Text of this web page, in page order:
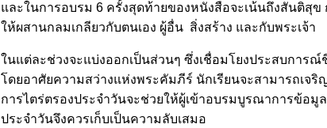
และในการอบรม 6 ครั้งสุดท้ายของหนังสือจะเน้นถึงสันติสุ
ให้ผสานกลมเกลียวกับตนเอง ผู้อื่น สิ่งสร้าง และกับพระเจ้า
ในแต่ละช่วงจะแบ่งออกเป็นส่วนๆ ซึ่งเชื่อมโยงประสบการ
โดยอาศัยความสว่างแห่งพระคัมภีร์ นักเรียนจะสามารถเจ
การไตร่ตรองประจำวันจะช่วยให้ผู้เข้าอบรมบูรณาการข้อ
ประจำวันจึงควรเก็บเป็นความลับเสมอ